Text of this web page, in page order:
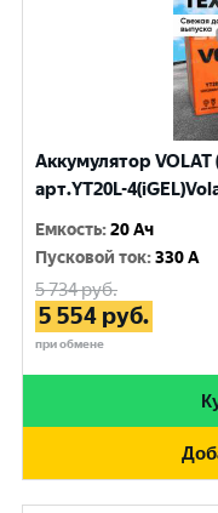
Аккумулятор VOLAT
арт.YT20L-
Емкость:20 Ач
Пусковой ток:330 A
5 734руб.
5 554 руб.
при обмене